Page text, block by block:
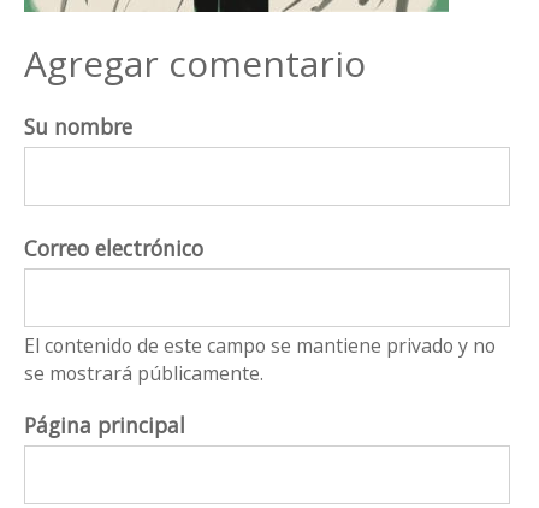
Agregar comentario
Su nombre
Correo electrónico
El contenido de este campo se mantiene privado y no
se mostrará públicamente.
Página principal